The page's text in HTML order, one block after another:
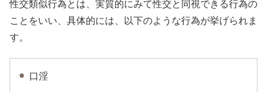
性交類似行為とは、実質的にみて性交と同視できる行為の
ことをいい、具体的には、以下のような行為が挙げられま
す。
口淫